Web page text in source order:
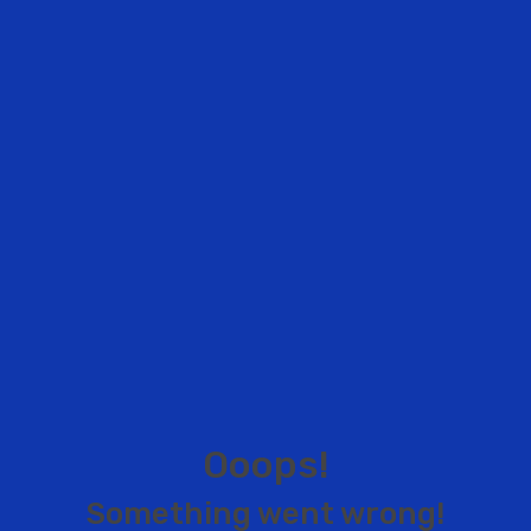
Ooops!
Something went wrong!